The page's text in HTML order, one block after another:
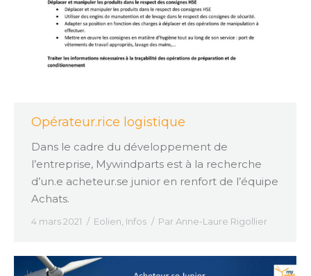
Opérateur.rice logistique
Dans le cadre du développement de
l’entreprise, Mywindparts est à la recherche
d’un.e acheteur.se junior en renfort de l’équipe
Achats.
4 mars 2021 Eolien, Infos ParAnne-Laure Rigollier